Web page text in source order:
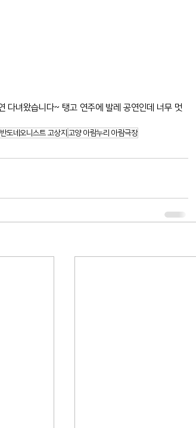
녀왔습니다~ 탱고 연주에 발레 공연인데 너무 멋
반도네오니스트 고상지 고양 아람누리 아람극장